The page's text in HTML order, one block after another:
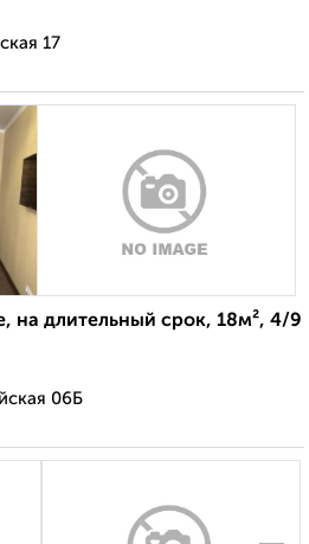
17
на длительный срок, 18м², 4/9
06Б